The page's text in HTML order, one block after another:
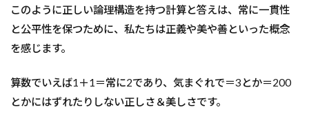
このように正しい論理構造を持つ計算と答えは、常に一貫性
と公平性を保つために、私たちは正義や美や善といった概念
を感じます。
算数でいえば1＋1＝常に2であり、気まぐれで＝3とか＝200
とかにはずれたりしない正しさ＆美しさです。